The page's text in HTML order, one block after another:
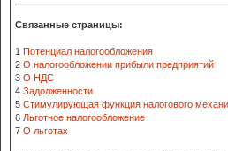
Связанные страницы:
1 Потенциал налогообложения
2 О налогообложении прибыли предприятий
3 О НДС
4 Задолженности
5 Стимулирующая функция налогового
6 Льготное налогообложение
7 О льготах